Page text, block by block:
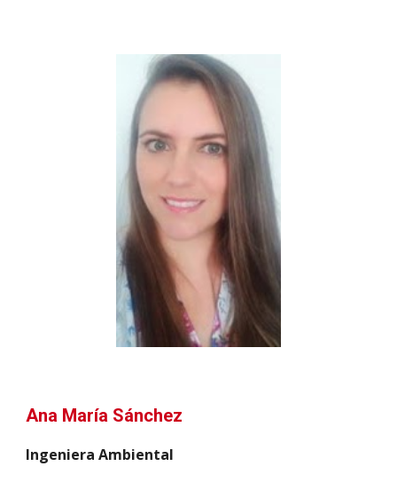
Ana María Sánchez
Ingeniera Ambiental